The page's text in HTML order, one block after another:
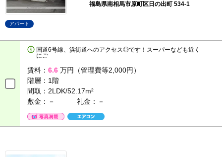
福島県南相馬市原町区日の出町 534-1
アパート
国道6号線、浜街道へのアクセス◎です！スーパーなども近く
にご
賃料： 6.6 万円（管理費等2,000円）
階層： 1階
間取： 2LDK/52.17m²
敷金：－
礼金：－